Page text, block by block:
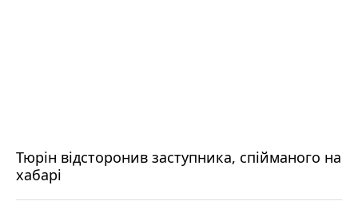
Тюрін відсторонив заступника, спійманого на
хабарі